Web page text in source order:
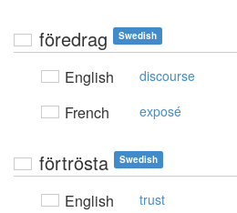
föredrag Swedish
English discourse
French exposé
förtrösta Swedish
English trust